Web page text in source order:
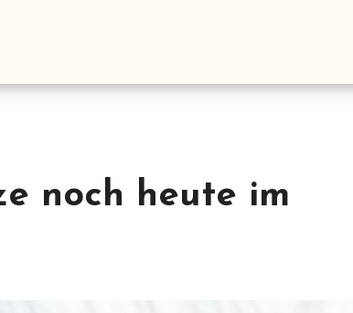
noch heute im